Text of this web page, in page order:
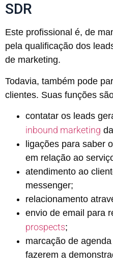
SDR
Este profissional é, de
pela qualificação dos
de marketing.
Todavia, também pode
clientes. Suas funções
contatar os leads
inbound marketing
ligações para saber
em relação ao
atendimento ao
messenger;
relacionamento
envio de email para
prospects;
marcação de
fazerem a